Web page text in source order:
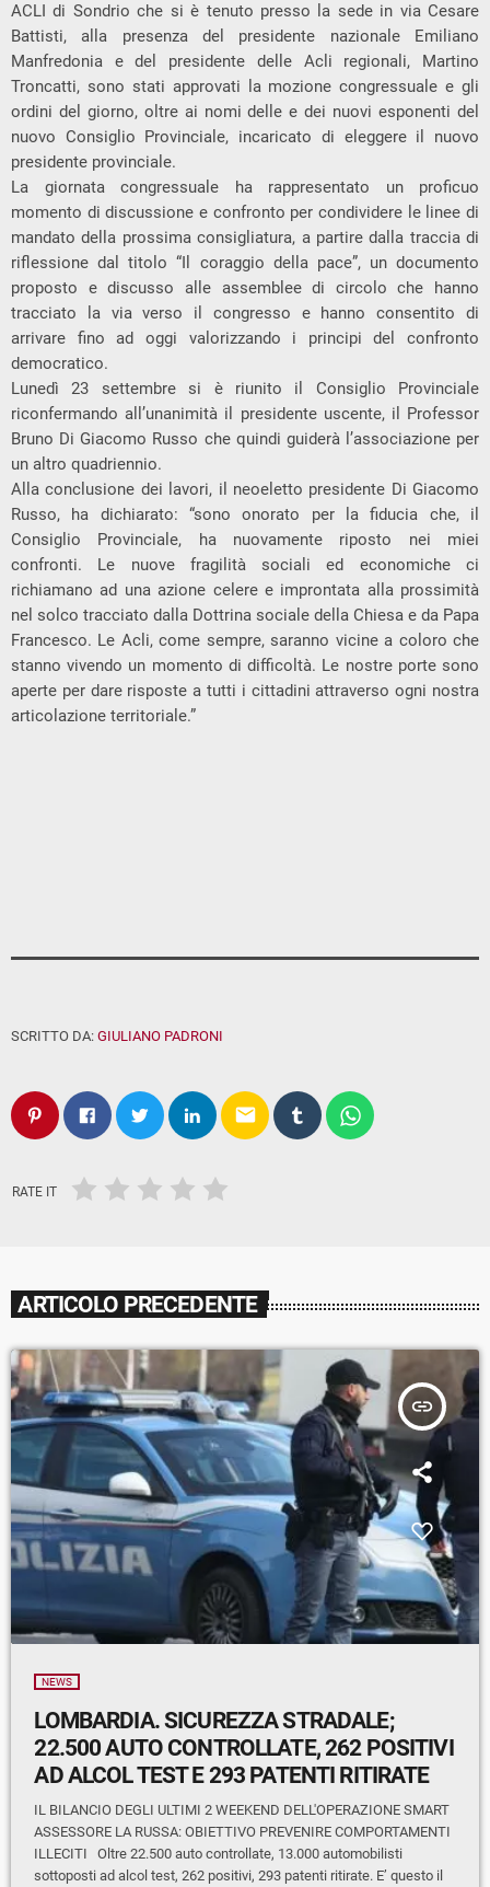
ACLI di Sondrio che si è tenuto presso la sede in via Cesare
Battisti, alla presenza del presidente nazionale Emiliano
Manfredonia e del presidente delle Acli regionali, Martino
Troncatti, sono stati approvati la mozione congressuale e gli
ordini del giorno, oltre ai nomi delle e dei nuovi esponenti del
nuovo Consiglio Provinciale, incaricato di eleggere il nuovo
presidente provinciale.
La giornata congressuale ha rappresentato un proficuo
momento di discussione e confronto per condividere le linee di
mandato della prossima consigliatura, a partire dalla traccia di
riflessione dal titolo “Il coraggio della pace”, un documento
proposto e discusso alle assemblee di circolo che hanno
tracciato la via verso il congresso e hanno consentito di
arrivare fino ad oggi valorizzando i principi del confronto
democratico.
Lunedì 23 settembre si è riunito il Consiglio Provinciale
riconfermando all’unanimità il presidente uscente, il Professor
Bruno Di Giacomo Russo che quindi guiderà l’associazione per
un altro quadriennio.
Alla conclusione dei lavori, il neoeletto presidente Di Giacomo
Russo, ha dichiarato: “sono onorato per la fiducia che, il
Consiglio Provinciale, ha nuovamente riposto nei miei
confronti. Le nuove fragilità sociali ed economiche ci
richiamano ad una azione celere e improntata alla prossimità
nel solco tracciato dalla Dottrina sociale della Chiesa e da Papa
Francesco. Le Acli, come sempre, saranno vicine a coloro che
stanno vivendo un momento di difficoltà. Le nostre porte sono
aperte per dare risposte a tutti i cittadini attraverso ogni nostra
articolazione territoriale.”
SCRITTO DA: GIULIANO PADRONI
email
RATE IT
ARTICOLO PRECEDENTE
insert_link
NEWS
LOMBARDIA. SICUREZZA STRADALE;
22.500 AUTO CONTROLLATE, 262 POSITIVI
AD ALCOL TEST E 293 PATENTI RITIRATE
IL BILANCIO DEGLI ULTIMI 2 WEEKEND DELL'OPERAZIONE SMART
ASSESSORE LA RUSSA: OBIETTIVO PREVENIRE COMPORTAMENTI
ILLECITI Oltre 22.500 auto controllate, 13.000 automobilisti
sottoposti ad alcol test, 262 positivi, 293 patenti ritirate. E’ questo il